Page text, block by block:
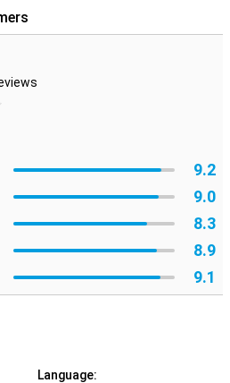
9.2
9.0
8.3
8.9
9.1
Language: